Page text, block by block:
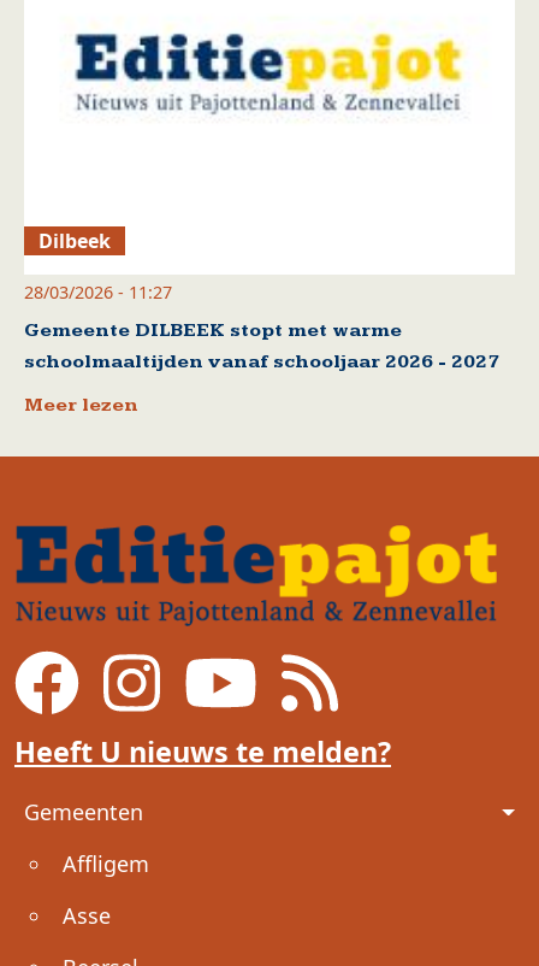
Dilbeek
28/03/2026 - 11:27
Gemeente DILBEEK stopt met warme
schoolmaaltijden vanaf schooljaar 2026 - 2027
Meer lezen
Heeft U nieuws te melden?
Voet
Gemeenten
Affligem
Asse